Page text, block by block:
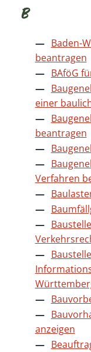
B
Baden-
beantragen
BAföG
einer
beantragen
Verfahren
anzeigen